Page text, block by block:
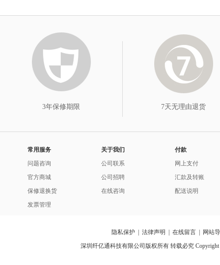
3年保修期限 7天无理由退货
常用服务
问题咨询
官方商城
保修退换货
发票管理
关于我们
公司联系
公司招聘
在线咨询
付款
网上支付
汇款及转账
配送说明
隐私保护 法律声明 在线留言
网站
深圳纤亿通科技有限公司版权所有 转载必究